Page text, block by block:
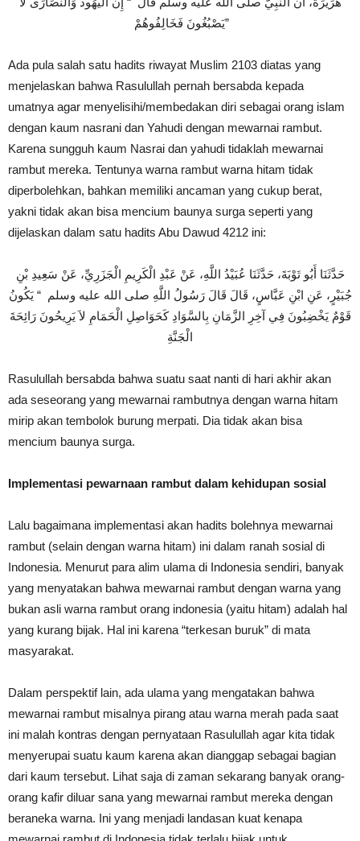
يَصْبُغُونَ فَخَالِفُوهُمْ ‏”
Ada pula salah satu hadits riwayat Muslim 2103 diatas yang
menjelaskan bahwa Rasulullah pernah bersabda kepada
umatnya agar menyelisihi/membedakan diri sebagai orang islam
dengan kaum nasrani dan Yahudi dengan mewarnai rambut.
Karena sungguh kaum Nasrai dan yahudi tidaklah mewarnai
rambut mereka. Tentunya warna rambut warna hitam tidak
diperbolehkan, bahkan memiliki ancaman yang cukup berat,
yakni tidak akan bisa mencium baunya surga seperti yang
dijelaskan dalam satu hadits Abu Dawud 4212 ini:
حَدَّثَنَا أَبُو تَوْبَةَ، حَدَّثَنَا عُبَيْدُ اللَّهِ، عَنْ عَبْدِ الْكَرِيمِ الْجَزَرِيِّ، عَنْ سَعِيدِ بْنِ
جُبَيْرٍ، عَنِ ابْنِ عَبَّاسٍ، قَالَ قَالَ رَسُولُ اللَّهِ صلى الله عليه وسلم ‏
“‏ يَكُونُ
قَوْمٌ يَخْضِبُونَ فِي آخِرِ الزَّمَانِ بِالسَّوَادِ كَحَوَاصِلِ الْحَمَامِ لاَ يَرِيحُونَ رَائِحَةَ
الْجَنَّةِ
Rasulullah bersabda bahwa suatu saat nanti di hari akhir akan
ada seseorang yang mewarnai rambutnya dengan warna hitam
mirip akan tembolok burung merpati. Dia tidak akan bisa
mencium baunya surga.
Implementasi pewarnaan rambut dalam kehidupan sosial
Lalu bagaimana implementasi akan hadits bolehnya mewarnai
rambut (selain dengan warna hitam) ini dalam ranah sosial di
Indonesia. Menurut para alim ulama di Indonesia sendiri, banyak
yang menyatakan bahwa mewarnai rambut dengan warna yang
bukan asli warna rambut orang indonesia (yaitu hitam) adalah hal
yang kurang bijak. Hal ini karena “terkesan buruk” di mata
masyarakat.
Dalam perspektif lain, ada ulama yang mengatakan bahwa
mewarnai rambut misalnya pirang atau warna merah pada saat
ini malah kontras dengan pernyataan Rasulullah agar kita tidak
menyerupai suatu kaum karena akan dianggap sebagai bagian
dari kaum tersebut. Lihat saja di zaman sekarang banyak orang-
orang kafir diluar sana yang mewarnai rambut mereka dengan
beraneka warna. Ini yang menjadi landasan kuat kenapa